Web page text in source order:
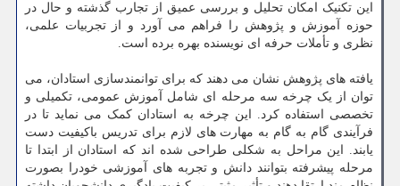
این تکنیک امکان تحلیل و بررسی عمیق از تجارب گذشته و حال در
حوزه آموزش و پژوهش را فراهم می آورد و از تجربیات علمی،
نظری و تأملات حرفه ای نویسنده بهره برده است.
یافته های پژوهش نشان می دهند که برای توانمندسازی استادان، می
توان از یک چرخه سه مرحله ای شامل آموزش عمومی، تکمیلی و
تخصصی استفاده کرد. این چرخه به استادان کمک می نماید تا در
فرآیندی گام به گام به مهارت های لازم برای تدریس باکیفیت دست
یابند. این مراحل به شکلی طراحی شده اند که استادان از ابتدا تا
مرحله پیشرفته بتوانند دانش و تجربه های آموزشی خودرا بصورت